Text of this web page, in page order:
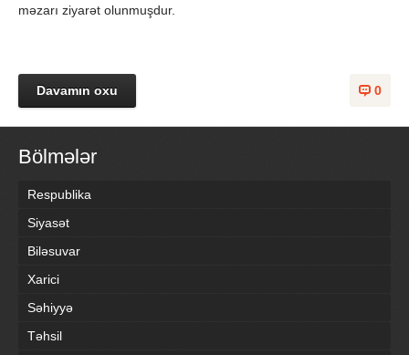
məzarı ziyarət olunmuşdur.
0
Davamın oxu
Bölmələr
Respublika
Siyasət
Biləsuvar
Xarici
Səhiyyə
Təhsil